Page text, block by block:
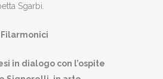
Sgarbi.
in dialogo con l’ospite